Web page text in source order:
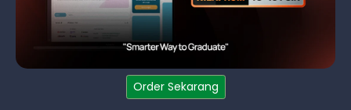
Order Sekarang